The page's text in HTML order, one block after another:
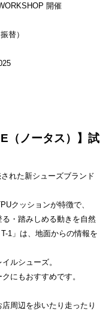
ント
グ
開催
替）
（ノータス）】試
れた新シューズブランド
クッションが特徴で、
・踏みしめる動きを自然
1」は、地面からの情報を
ルシューズ。
にもおすすめです。
周辺を歩いたり走ったり